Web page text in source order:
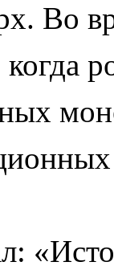
Во
когда